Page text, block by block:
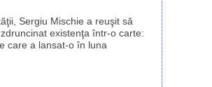
Sergiu Mischie a reuşit să
existenţa într-o carte:
care a lansat-o în luna